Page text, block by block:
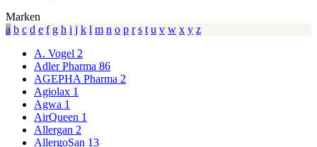
Marken
a b c d e f g h i j k l m n o p r s t u v w x y z
A. Vogel 2
Adler Pharma 86
AGEPHA Pharma 2
Agiolax 1
Agwa 1
AirQueen 1
Allergan 2
AllergoSan 13